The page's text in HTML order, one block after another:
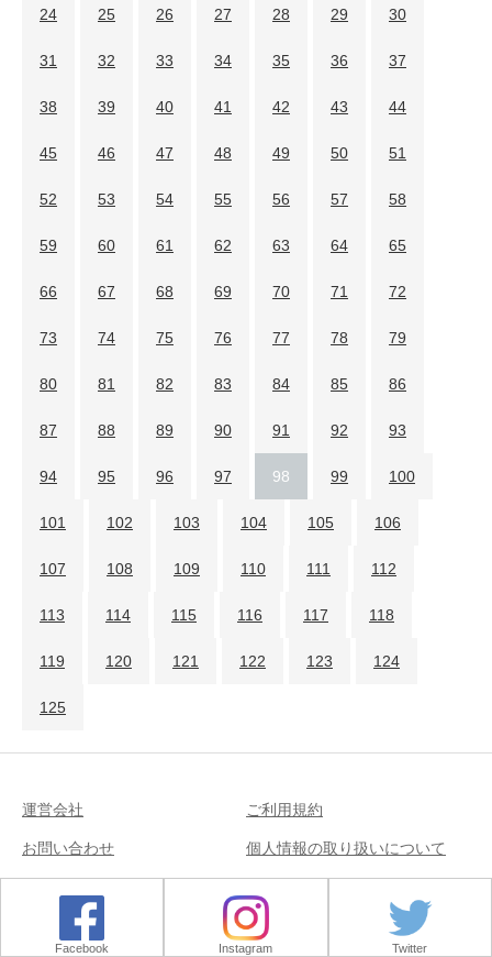
24 25 26 27 28 29 30
31 32 33 34 35 36 37
38 39 40 41 42 43 44
45 46 47 48 49 50 51
52 53 54 55 56 57 58
59 60 61 62 63 64 65
66 67 68 69 70 71 72
73 74 75 76 77 78 79
80 81 82 83 84 85 86
87 88 89 90 91 92 93
94 95 96 97 98 99 100
101 102 103 104 105 106
107 108 109 110 111 112
113 114 115 116 117 118
119 120 121 122 123 124
125
運営会社 ご利用規約
お問い合わせ 個人情報の取り扱いについて
Copyright © 2018
Facebook Instagram Twitter